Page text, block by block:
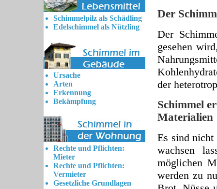
Der
Der
gesehen
der
Schimmel
Materialien
Es sind nicht
wachsen
möglichen
werden zu
Schimmelpilz als Schädling
Edelschimmel als Nützling
Ursache
Arten
Erkennung
Bekämpfung
Rechte und Pflichten:
Mieter
Rechte und Pflichten:
Vermieter
Gesetzliche Grundlagen